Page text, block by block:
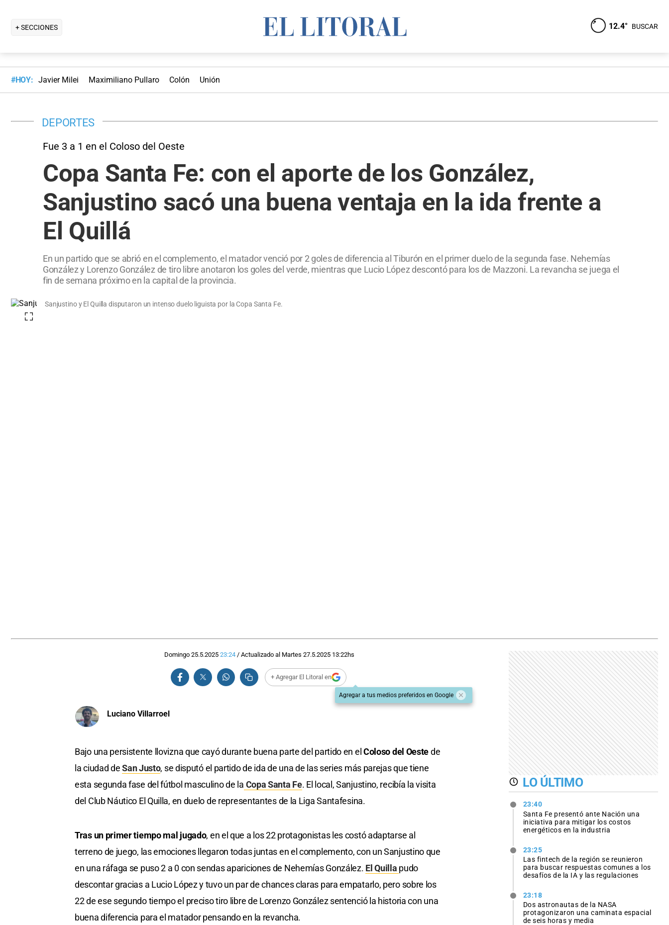
+ SECCIONES 12.4° BUSCAR
#HOY: Javier Milei Maximiliano Pullaro Colón Unión
DEPORTES
Fue 3 a 1 en el Coloso del Oeste
Copa Santa Fe: con el aporte de los González,
Sanjustino sacó una buena ventaja en la ida frente a
El Quillá
En un partido que se abrió en el complemento, el matador venció por 2 goles de diferencia al Tiburón en el primer duelo de la segunda fase. Nehemías
González y Lorenzo González de tiro libre anotaron los goles del verde, mientras que Lucio López descontó para los de Mazzoni. La revancha se juega el
fin de semana próximo en la capital de la provincia.
Sanjustino y El Quilla disputaron un intenso duelo liguista por la Copa Santa Fe.
Domingo 25.5.2025 23:24 / Actualizado al Martes 27.5.2025 13:22hs
+ Agregar El Litoral en
Agregar a tus medios preferidos en Google
Luciano Villarroel
Bajo una persistente llovizna que cayó durante buena parte del partido en el Coloso del Oestede
la ciudad deSan Justo, se disputó el partido de ida de una de las series más parejas que tiene
esta segunda fase del fútbol masculino de la Copa Santa Fe. El local, Sanjustino, recibía la visita
del Club Náutico El Quilla, en duelo de representantes de la Liga Santafesina.
Tras un primer tiempo mal jugado, en el que a los 22 protagonistas les costó adaptarse al
terreno de juego, las emociones llegaron todas juntas en el complemento, con un Sanjustino que
en una ráfaga se puso 2 a 0 con sendas apariciones de Nehemías González. El Quilla pudo
descontar gracias a Lucio López y tuvo un par de chances claras para empatarlo, pero sobre los
22 de ese segundo tiempo el preciso tiro libre de Lorenzo González sentenció la historia con una
buena diferencia para el matador pensando en la revancha.
LO ÚLTIMO
23:40
Santa Fe presentó ante Nación una
iniciativa para mitigar los costos
energéticos en la industria
23:25
Las fintech de la región se reunieron
para buscar respuestas comunes a los
desafíos de la IA y las regulaciones
23:18
Dos astronautas de la NASA
protagonizaron una caminata espacial
de seis horas y media